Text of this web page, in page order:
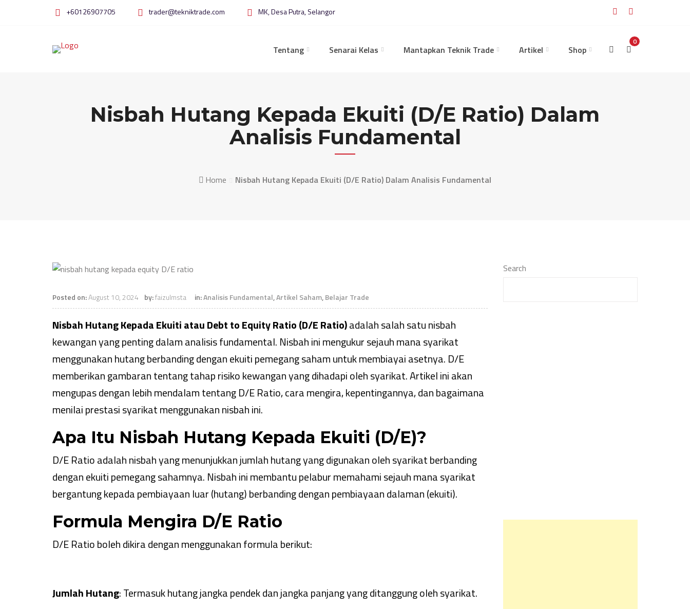
+60126907705 trader@tekniktrade.com MK, Desa Putra, Selangor
Tentang Senarai Kelas Mantapkan Teknik Trade Artikel Shop
0
Nisbah Hutang Kepada Ekuiti (D/E Ratio) Dalam
Analisis Fundamental
Home Nisbah Hutang Kepada Ekuiti (D/E Ratio) Dalam Analisis Fundamental
Posted on:August 10, 2024 by:faizulmsta in:Analisis Fundamental,Artikel Saham,Belajar Trade
Nisbah Hutang Kepada Ekuiti atau Debt to Equity Ratio (D/E Ratio)adalah salah satu nisbah
kewangan yang penting dalam analisis fundamental. Nisbah ini mengukur sejauh mana syarikat
menggunakan hutang berbanding dengan ekuiti pemegang saham untuk membiayai asetnya. D/E
memberikan gambaran tentang tahap risiko kewangan yang dihadapi oleh syarikat. Artikel ini akan
mengupas dengan lebih mendalam tentang D/E Ratio, cara mengira, kepentingannya, dan bagaimana
menilai prestasi syarikat menggunakan nisbah ini.
Apa Itu Nisbah Hutang Kepada Ekuiti (D/E)?
D/E Ratio adalah nisbah yang menunjukkan jumlah hutang yang digunakan oleh syarikat berbanding
dengan ekuiti pemegang sahamnya. Nisbah ini membantu pelabur memahami sejauh mana syarikat
bergantung kepada pembiayaan luar (hutang) berbanding dengan pembiayaan dalaman (ekuiti).
Formula Mengira D/E Ratio
D/E Ratio boleh dikira dengan menggunakan formula berikut:
Jumlah Hutang: Termasuk hutang jangka pendek dan jangka panjang yang ditanggung oleh syarikat.
Search